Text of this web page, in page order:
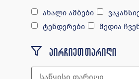
ახალი ამბები
ტენდერები
მედია
აირჩიეთ თარიღი